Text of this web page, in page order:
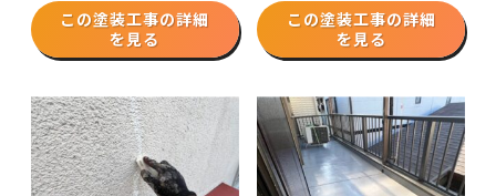
この塗装工事の詳細
を見る
この塗装工事の詳細
を見る